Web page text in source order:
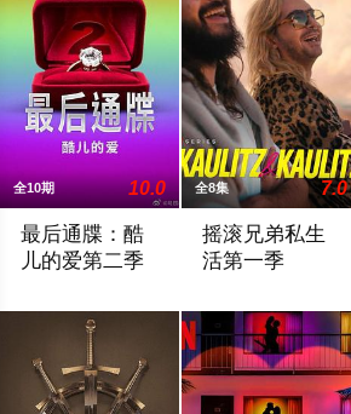
全10期 10.0
最后通牒：酷
儿的爱第二季
全8集 7.0
摇滚兄弟私生
活第一季